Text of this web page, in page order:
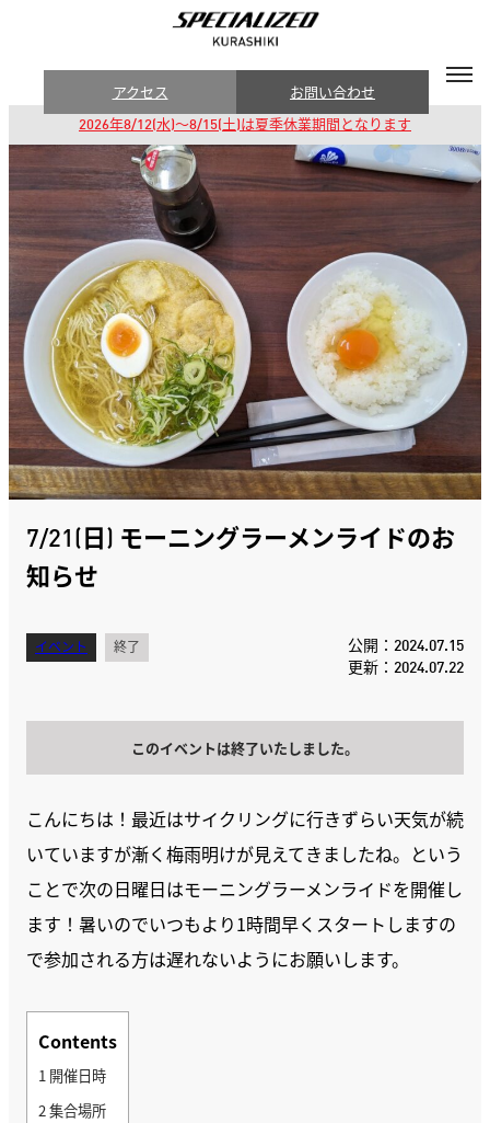
アクセス お問い合わせ
2026年8/12(水)～8/15(土)は夏季休業期間となります
7/21(日) モーニングラーメンライドのお
知らせ
イベント 終了
公開：2024.07.15
更新：2024.07.22
このイベントは終了いたしました。
こんにちは！最近はサイクリングに行きずらい天気が続
いていますが漸く梅雨明けが見えてきましたね。という
ことで次の日曜日はモーニングラーメンライドを開催し
ます！暑いのでいつもより1時間早くスタートしますの
で参加される方は遅れないようにお願いします。
Contents
1 開催日時
2集合場所